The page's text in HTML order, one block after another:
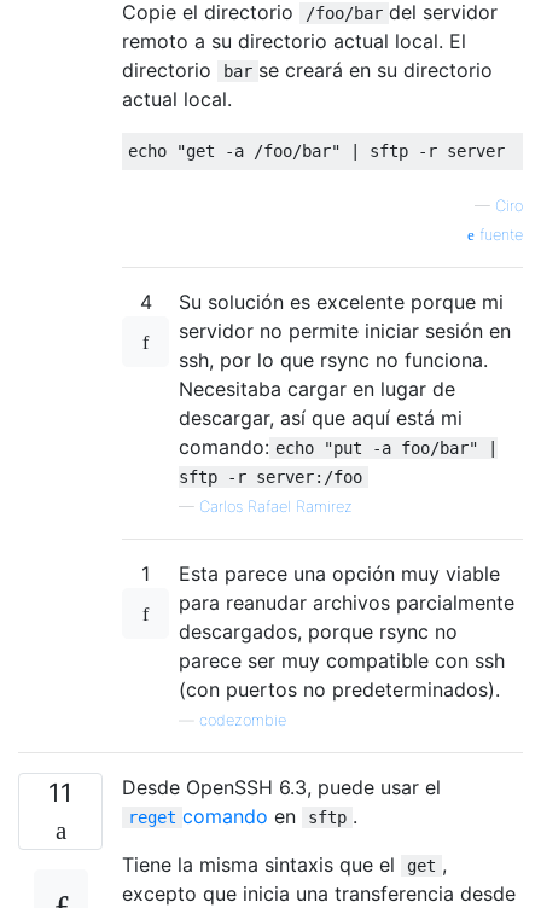
Copie el directorio /foo/bar del servidor
remoto a su directorio actual local. El
directorio
bar se creará en su directorio
actual local.
echo "get -a /foo/bar" | sftp - r server
— Ciro
fuente
4
Su solución es excelente porque mi
servidor no permite iniciar sesión en
ssh, por lo que rsync no funciona.
Necesitaba cargar en lugar de
descargar, así que aquí está mi
comando: echo "put -a foo/bar" |
sftp -r server:/foo
— Carlos Rafael Ramirez
1
Esta parece una opción muy viable
para reanudar archivos parcialmente
descargados, porque rsync no
parece ser muy compatible con ssh
(con puertos no predeterminados).
codezombie
11 Desde OpenSSH 6.3, puede usar el
reget comando en sftp .
Tiene la misma sintaxis que el
get ,
excepto que inicia una transferencia desde